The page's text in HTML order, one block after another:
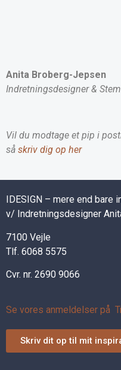
Anita Broberg-Jepsen
Indretningsdesigner &
Vil du modtage et pip i
så skriv dig op her
IDESIGN – mere end bare
v/ Indretningsdesigner
7100 Vejle
Tlf. 6068 5575
Cvr. nr. 2690 9066
Se vores anmeldelser på
Skriv dit op til mit